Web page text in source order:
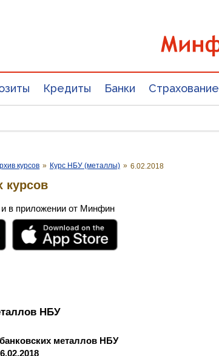
Кредиты Банки Страхование
курсов » Курс НБУ (металлы) » 6.02.2018
курсов
в приложении от Минфин
НБУ
металлов НБУ